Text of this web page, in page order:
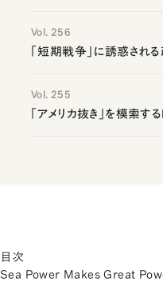
Vol. 256
「短期戦争」に誘惑され
Vol. 255
「アメリカ抜き」を模索
目次
Sea Power Makes Great